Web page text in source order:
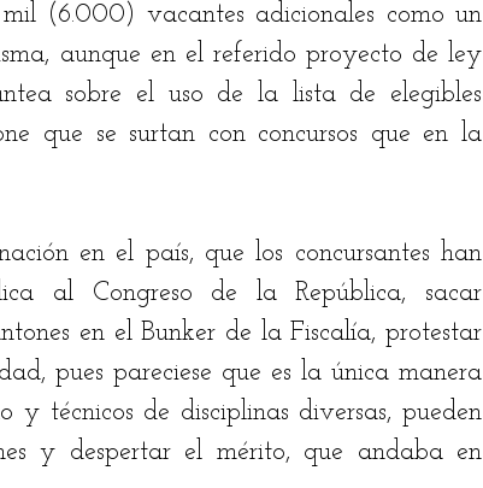
(6.000) vacantes adicionales como un
aunque en el referido proyecto de ley
sobre el uso de la lista de elegibles
que se surtan con concursos que en la
en el país, que los concursantes han
al Congreso de la República, sacar
en el Bunker de la Fiscalía, protestar
pues pareciese que es la única manera
y técnicos de disciplinas diversas, pueden
y despertar el mérito, que andaba en